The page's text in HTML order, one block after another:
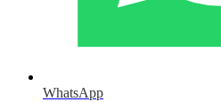
WhatsApp